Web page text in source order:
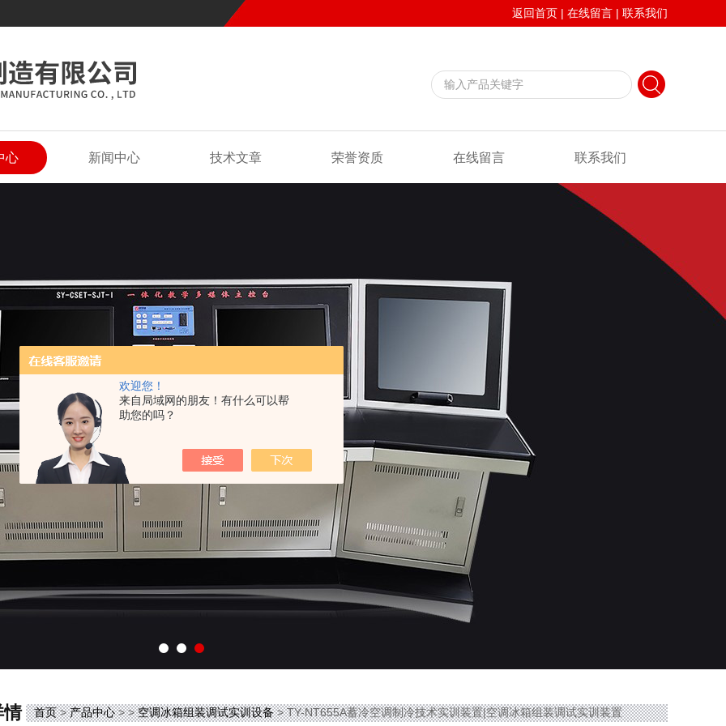
欢迎您！
来自局域网的朋友！有什么可以帮
助您的吗？
返回首页 | 在线留言 | 联系我们
心 新闻中心 技术文章 荣誉资质 在线留言 联系我们
情 首页>产品中心> >空调冰箱组装调试实训设备> TY-NT655A蓄冷空调制冷技术实训装置|空调冰箱组装调试实训装置